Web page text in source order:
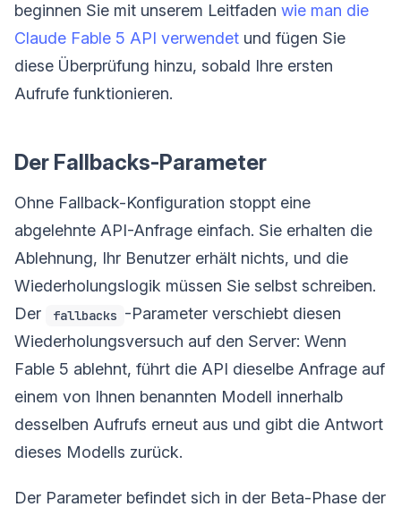
beginnen Sie mit unserem Leitfaden wie man die
Claude Fable 5 API verwendet und fügen Sie
diese Überprüfung hinzu, sobald Ihre ersten
Aufrufe funktionieren.
Der Fallbacks-Parameter
Ohne Fallback-Konfiguration stoppt eine
abgelehnte API-Anfrage einfach. Sie erhalten die
Ablehnung, Ihr Benutzer erhält nichts, und die
Wiederholungslogik müssen Sie selbst schreiben.
Der
fallbacks -Parameter verschiebt diesen
Wiederholungsversuch auf den Server: Wenn
Fable 5 ablehnt, führt die API dieselbe Anfrage auf
einem von Ihnen benannten Modell innerhalb
desselben Aufrufs erneut aus und gibt die Antwort
dieses Modells zurück.
Der Parameter befindet sich in der Beta-Phase der